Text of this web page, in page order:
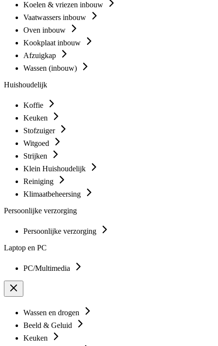
Koelen & vriezen inbouw
Vaatwassers inbouw
Oven inbouw
Kookplaat inbouw
Afzuigkap
Wassen (inbouw)
Huishoudelijk
Koffie
Keuken
Stofzuiger
Witgoed
Strijken
Klein Huishoudelijk
Reiniging
Klimaatbeheersing
Persoonlijke verzorging
Persoonlijke verzorging
Laptop en PC
PC/Multimedia
Wassen en drogen
Beeld & Geluid
Keuken